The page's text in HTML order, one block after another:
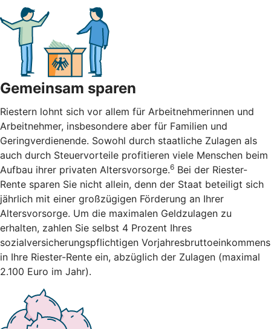
Gemeinsam sparen
Riestern lohnt sich vor allem für Arbeitnehmerinnen und
Arbeitnehmer, insbesondere aber für Familien und
Geringverdienende. Sowohl durch staatliche Zulagen als
auch durch Steuervorteile profitieren viele Menschen beim
Aufbau ihrer privaten Altersvorsorge.6 Bei der Riester-
Rente sparen Sie nicht allein, denn der Staat beteiligt sich
jährlich mit einer großzügigen Förderung an Ihrer
Altersvorsorge. Um die maximalen Geldzulagen zu
erhalten, zahlen Sie selbst 4 Prozent Ihres
sozialversicherungspflichtigen Vorjahresbruttoeinkommens
in Ihre Riester-Rente ein, abzüglich der Zulagen (maximal
2.100 Euro im Jahr).